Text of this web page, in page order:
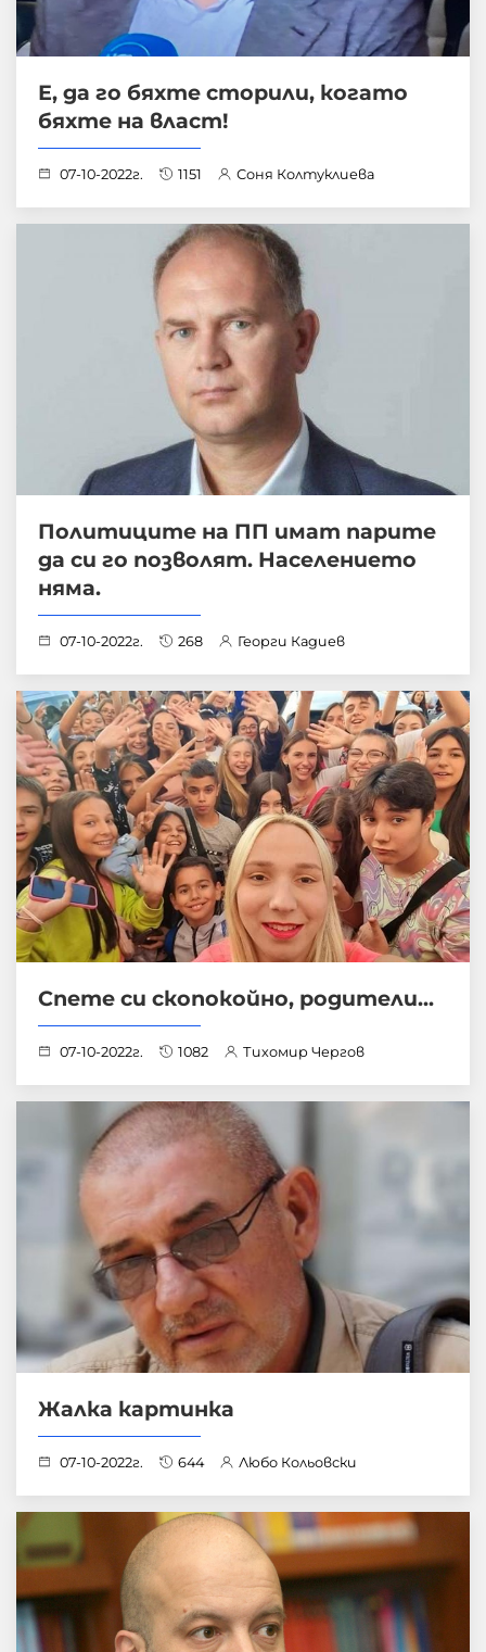
Е, да го бяхте сторили, когато
бяхте на власт!
07-10-2022г. 1151 Соня Колтуклиева
Политиците на ПП имат парите
да си го позволят. Населението
няма.
07-10-2022г. 268 Георги Кадиев
Спете си скопокойно, родители...
07-10-2022г. 1082 Тихомир Чергов
Жалка картинка
07-10-2022г. 644 Любо Кольовски